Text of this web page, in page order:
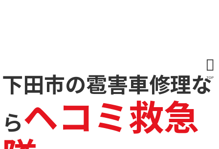
下田市の雹害車修理な
らヘコミ救急
TOP